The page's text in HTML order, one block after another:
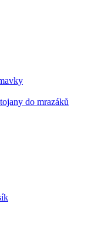
do mrazáků